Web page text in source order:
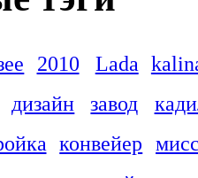
2010 Lada
дизайн завод
конвейер